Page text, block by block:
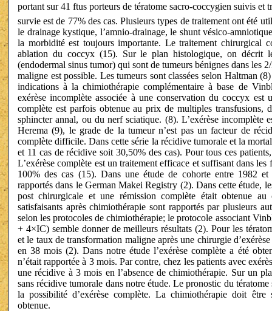
portant sur 41 ftus porteurs de tératome sacro-coccygien suivis
survie est de 77% des cas. Plusieurs types de traitement ont été
le drainage kystique, l’amnio-drainage, le shunt vésico-
la morbidité est toujours importante. Le traitement chirurgical
ablation du coccyx (15). Sur le plan histologique, on décrit
(endodermal sinus tumor) qui sont de tumeurs bénignes dans les
maligne est possible. Les tumeurs sont classées selon Haltman
indications à la chimiothérapie complémentaire à base de
exérèse incomplète associée à une conservation du coccyx
complète est parfois obtenue au prix de multiples transfusions,
sphincter annal, ou du nerf sciatique. (8). L’exérèse incomplète
Herema (9), le grade de la tumeur n’est pas un facteur de
complète difficile. Dans cette série la récidive tumorale et la
et 11 cas de récidive soit 30,50% des cas). Pour tous ces
L’exérèse complète est un traitement efficace et suffisant dans
100% des cas (15). Dans une étude de cohorte entre 1982
rapportés dans le German Makei Registry (2). Dans cette étude,
post chirurgicale et une rémission complète était obtenue
satisfaisants après chimiothérapie sont rapportés par plusieurs
selon les protocoles de chimiothérapie; le protocole associant
+ 4×IC) semble donner de meilleurs résultats (2). Pour les
et le taux de transformation maligne après une chirurgie
en 38 mois (2). Dans notre étude l’exérèse complète a été
n’était rapportée à 3 mois. Par contre, chez les patients avec
une récidive à 3 mois en l’absence de chimiothérapie. Sur un
sans récidive tumorale dans notre étude. Le pronostic du
la possibilité d’exérèse complète. La chimiothérapie doit être
obtenue.